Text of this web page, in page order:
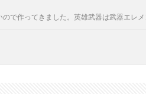
で作ってきました。英雄武器は武器エ